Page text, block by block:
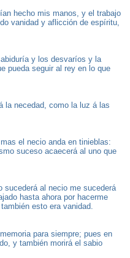
hecho mis manos, y el trabajo
vanidad y aflicción de espíritu,
y los desvaríos y la
pueda seguir al rey en lo que
la necedad, como la luz á las
el necio anda en tinieblas:
suceso acaecerá al uno que
sucederá al necio me sucederá
hasta ahora por hacerme
esto era vanidad.
para siempre; pues en
y también morirá el sabio